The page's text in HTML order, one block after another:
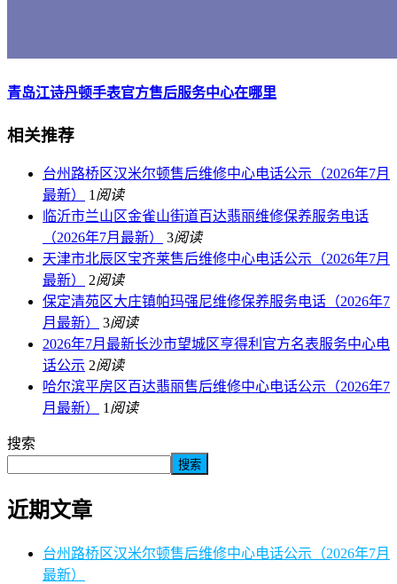
青岛江诗丹顿手表官方售后服务中心在哪里
相关推荐
台州路桥区汉米尔顿售后维修中心电话公示（2026年7月
最新）
1 阅读
临沂市兰山区金雀山街道百达翡丽维修保养服务电话
（2026年7月最新）
3阅读
天津市北辰区宝齐莱售后维修中心电话公示（2026年7月
最新）
2阅读
保定清苑区大庄镇帕玛强尼维修保养服务电话（2026年7
月最新）
3阅读
2026年7月最新长沙市望城区亨得利官方名表服务中心电
话公示 2阅读
哈尔滨平房区百达翡丽售后维修中心电话公示（2026年7
月最新）
1 阅读
搜索
搜索
近期文章
台州路桥区汉米尔顿售后维修中心电话公示（2026年7月
最新）